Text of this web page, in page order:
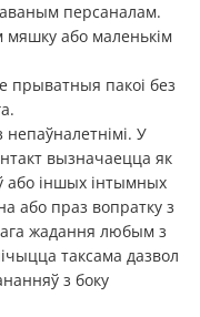
персаналам.
або маленькім
прыватныя пакоі без
непаўналетнімі. У
вызначаецца як
або іншых інтымных
або праз вопратку з
жадання любым з
таксама дазвол
з боку